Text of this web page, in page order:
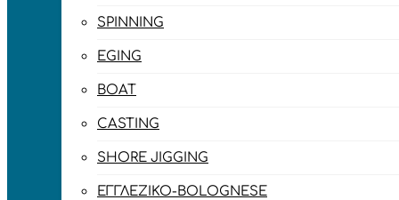
SPINNING
EGING
BOAT
CASTING
SHORE JIGGING
ΕΓΓΛΈΖΙΚΟ-BOLOGNESE